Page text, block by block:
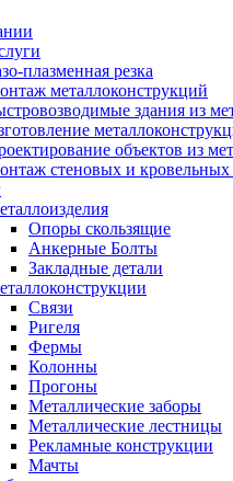
плазменная резка
металлоконструкций
здания из
объектов из
стеновых и кровельных
Опоры скользящие
Анкерные Болты
Закладные детали
Связи
Ригеля
Фермы
Колонны
Прогоны
Металлические заборы
Металлические лестницы
Рекламные конструкции
Мачты